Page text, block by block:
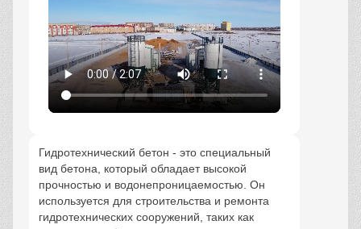
Гидротехнический бетон - это специальный
вид бетона, который обладает высокой
прочностью и водонепроницаемостью. Он
используется для строительства и ремонта
гидротехнических сооружений, таких как